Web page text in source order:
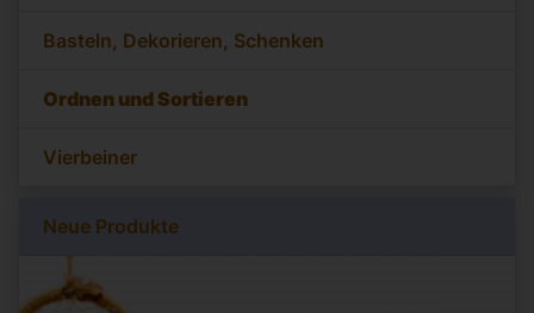
Basteln, Dekorieren, Schenken
Ordnen und Sortieren
Vierbeiner
Neue Produkte